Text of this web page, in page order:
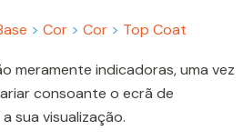
> Cor > Cor > Top Coat
meramente indicadoras, uma vez
consoante o ecrã de
sua visualização.